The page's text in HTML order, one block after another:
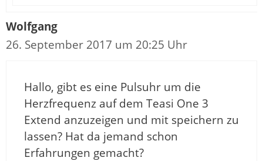
Wolfgang
26. September 2017 um 20:25 Uhr
Hallo, gibt es eine Pulsuhr um die
Herzfrequenz auf dem Teasi One 3
Extend anzuzeigen und mit speichern zu
lassen? Hat da jemand schon
Erfahrungen gemacht?